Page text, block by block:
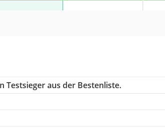
Testsieger aus der Bestenliste.